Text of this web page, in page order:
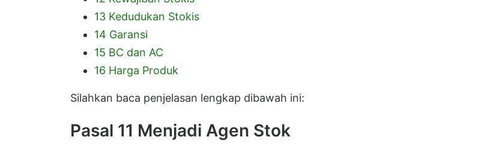
13 Kedudukan Stokis
14 Garansi
15 BC dan AC
16 Harga Produk
Silahkan baca penjelasan lengkap dibawah ini:
Pasal 11 Menjadi Agen Stok